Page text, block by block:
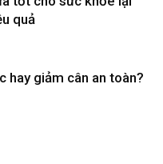
quả
hay giảm cân an toàn?